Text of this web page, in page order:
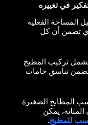
في تغييره
المساحة الفعلية
تضمن أن كل
تشمل تركيب المطبخ
تناسق خامات
المطابخ الصغيرة
يمكن
للمطبخ.